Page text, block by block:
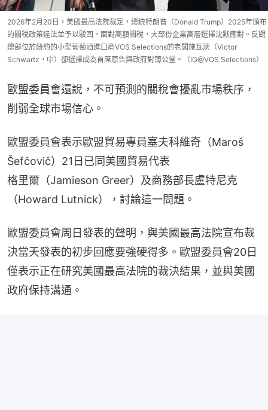
2026年2月20日，美國最高法院裁定，總統特朗普（Donald Trump）2025年頒布
的關稅政策違法並予以駁回。面對高額關稅，大部份企業高層選擇沈默應對。反觀
總部位於紐約的小型葡萄酒進口商VOS Selections的老闆施瓦茨（Victor
Schwartz，中）卻選擇成為首席原告與政府對薄公堂。（IG@VOS Selections）
歐盟委員會還說，不可預測的關稅會擾亂市場秩序，
削弱全球市場信心。
歐盟委員會表示歐盟貿易專員塞夫科維奇（Maroš
Šefčovič）21日已同美國貿易代表
格里爾（Jamieson Greer）及商務部長盧特尼克
（Howard Lutnick），討論這一問題。
歐盟委員會周日發表的聲明，與美國最高法院宣布裁
決當天發表的初步回應要強硬得多。歐盟委員會20日
僅表示正在研究美國最高法院的裁決結果，並與美國
政府保持溝通。